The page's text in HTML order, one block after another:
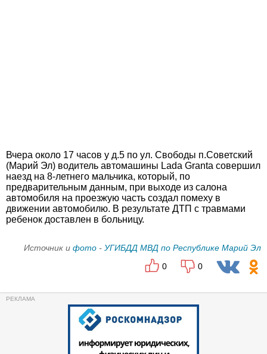
Вчера около 17 часов у д.5 по ул. Свободы п.Советский
(Марий Эл) водитель автомашины Lada Granta совершил
наезд на 8-летнего мальчика, который, по
предварительным данным, при выходе из салона
автомобиля на проезжую часть создал помеху в
движении автомобилю. В результате ДТП с травмами
ребенок доставлен в больницу.
Источник и фото - УГИБДД МВД по Республике Марий Эл
0
0